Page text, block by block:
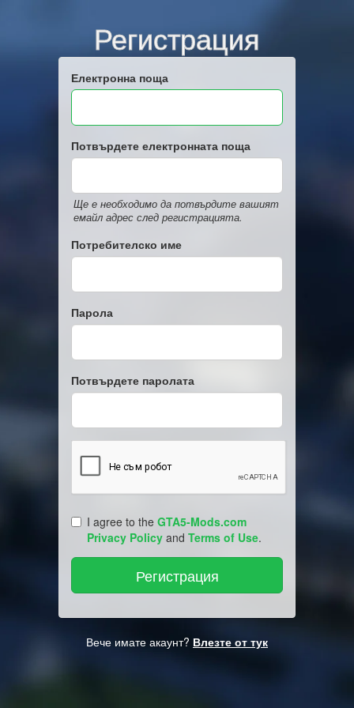
Регистрация
Електронна поща
Потвърдете електронната поща
Ще е необходимо да потвърдите вашият
емайл адрес след регистрацията.
Потребителско име
Парола
Потвърдете паролата
I agree to the GTA5-Mods.com
Privacy Policy and Terms of Use.
Вече имате акаунт? Влезте от тук